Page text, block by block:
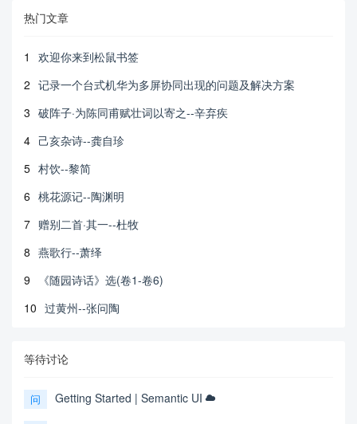
热门文章
1
欢迎你来到松鼠书签
2 记录一个台式机华为多屏协同出现的问题及解决方案
3 破阵子·为陈同甫赋壮词以寄之--辛弃疾
4 己亥杂诗--龚自珍
5 村饮--黎简
6 桃花源记--陶渊明
7 赠别二首·其一--杜牧
8 燕歌行--萧绎
9
《随园诗话》选(卷1-卷6)
10 过黄州--张问陶
等待讨论
问 Getting Started | Semantic UI